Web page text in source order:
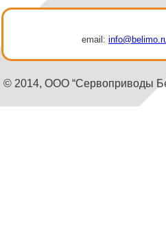
email:
© 2014, ООО “Сервоприводы